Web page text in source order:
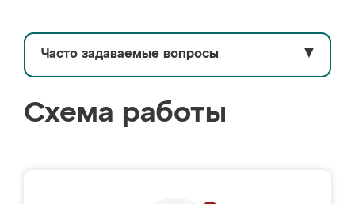
Часто задаваемые вопросы ▼
Схема работы